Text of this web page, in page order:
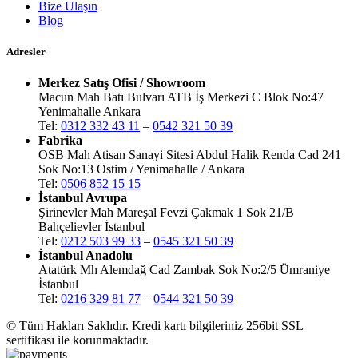
Bize Ulaşın
Blog
Adresler
Merkez Satış Ofisi / Showroom
Macun Mah Batı Bulvarı ATB İş Merkezi C Blok No:47
Yenimahalle Ankara
Tel: 0312 332 43 11 – 0542 321 50 39
Fabrika
OSB Mah Atisan Sanayi Sitesi Abdul Halik Renda Cad 241
Sok No:13 Ostim / Yenimahalle / Ankara
Tel: 0506 852 15 15
İstanbul Avrupa
Şirinevler Mah Mareşal Fevzi Çakmak 1 Sok 21/B
Bahçelievler İstanbul
Tel: 0212 503 99 33 – 0545 321 50 39
İstanbul Anadolu
Atatürk Mh Alemdağ Cad Zambak Sok No:2/5 Ümraniye
İstanbul
Tel: 0216 329 81 77 – 0544 321 50 39
© Tüm Hakları Saklıdır. Kredi kartı bilgileriniz 256bit SSL
sertifikası ile korunmaktadır.